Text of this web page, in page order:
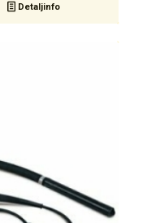
Detaljinfo